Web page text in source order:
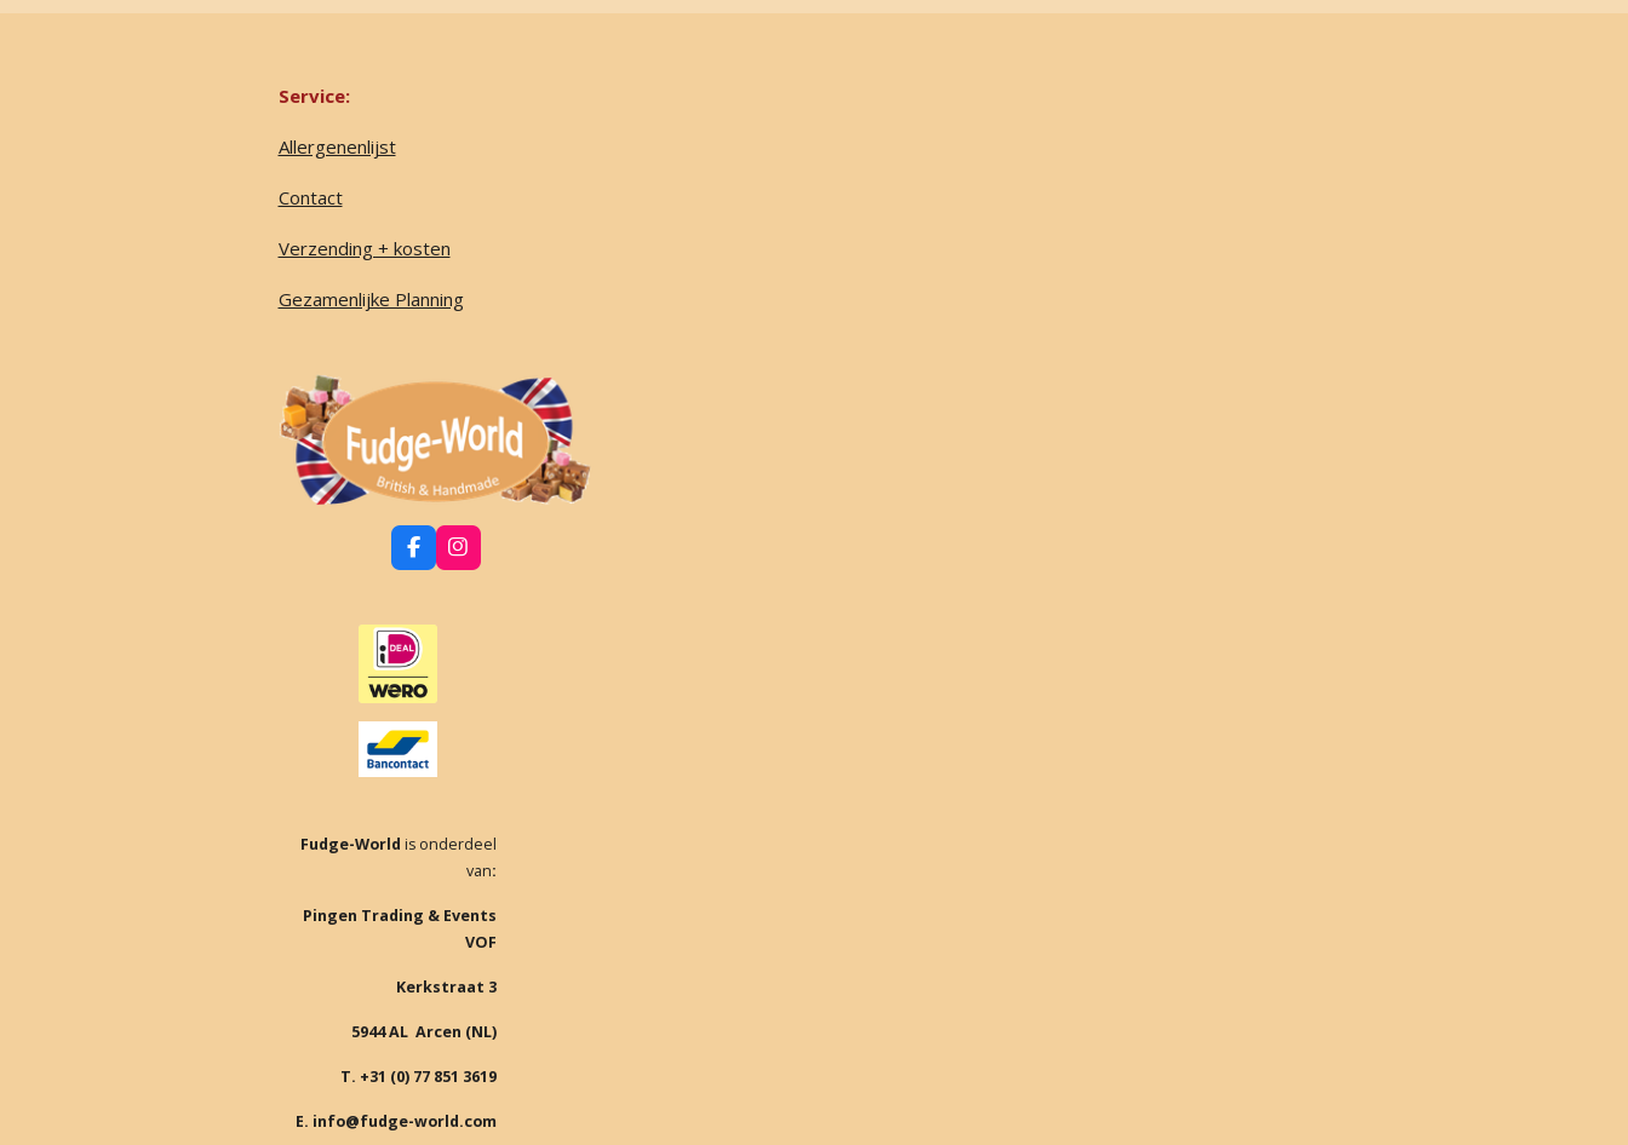
Service:
Allergenenlijst
Contact
Verzending + kosten
Gezamenlijke Planning
F
a
b
o
o
k
I
n
Fudge-World is onderdeel
van:
Pingen Trading & Events
VOF
Kerkstraat 3
5944 AL Arcen (NL)
T. +31 (0) 77 851 3619
E. info@fudge-world.com